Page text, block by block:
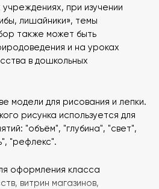
при изучении
лишайники», темы
также может быть
и на уроках
в дошкольных
модели для рисования и лепки.
рисунка используется для
"объём", "глубина", "свет",
"рефлекс".
оформления класса
витрин магазинов,